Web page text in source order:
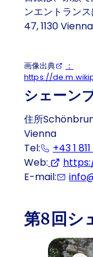
ンエントラン
47, 1130
画像出典
：
https://
シェーン
住所
Vienna
Tel:
+43 1
Web:
E-mail:
第8回シ